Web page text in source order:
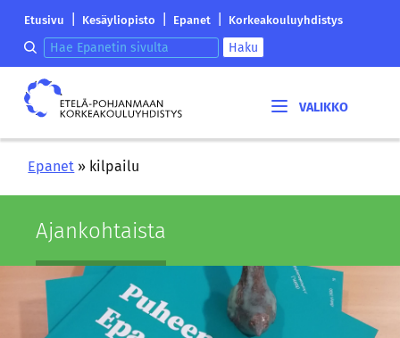
Etelä-
korkeakouluyhdistyksen
saapumissivu
Etusivu Kesäyliopisto Epanet Korkeakouluyhdistys
Hae epanetin sivulta Haku
Etelä-
Pohjanmaan
Epanet » kilpailu
Ajan­koh­tais­ta